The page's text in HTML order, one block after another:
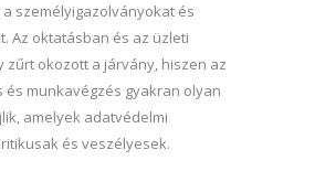
személyigazolványokat és
Az oktatásban és az üzleti
zűrt okozott a járvány, hiszen az
és munkavégzés gyakran olyan
amelyek adatvédelmi
és veszélyesek.